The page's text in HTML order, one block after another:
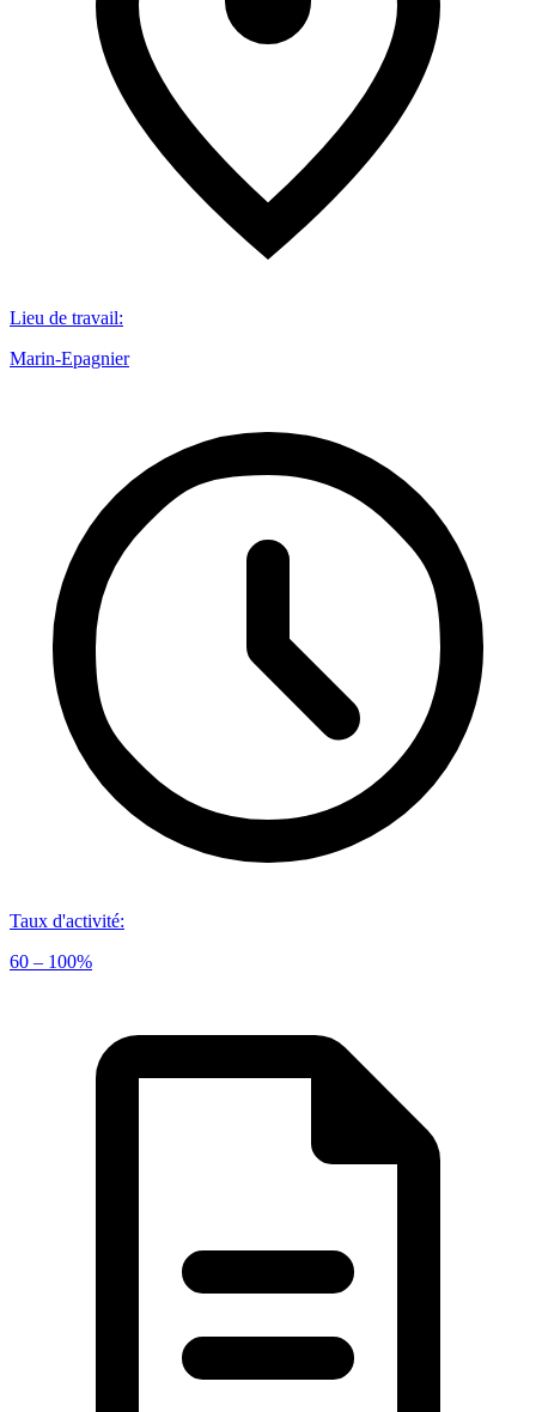
Lieu de travail:
Marin-Epagnier
Taux d'activité:
60 – 100%